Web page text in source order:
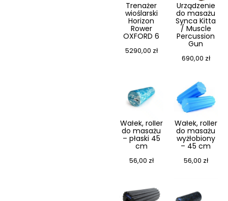
Trenażer
wioślarski
Horizon
Rower
OXFORD 6
5290,00 zł
Urządzenie
do masażu
Synca Kitta
/ Muscle
Percussion
Gun
690,00 zł
Wałek, roller
do masażu
– płaski 45
cm
56,00 zł
Wałek, roller
do masażu
wyżłobiony
– 45 cm
56,00 zł